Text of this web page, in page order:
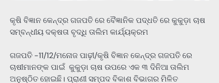
କୃଷି ବିଜ୍ଞାନ କେନ୍ଦ୍ର ଗଜପତି ରେ ବୈଜ୍ଞାନିକ ପଦ୍ଧତି ରେ କୁକୁଡ଼ା ଚାଷ
ସମ୍ବନ୍ଧୀୟ ଦକ୍ଷତା ବୃଦ୍ଧି ତାଲିମ କାର୍ଯ୍ୟକ୍ରମ
ଗଜପତି -11/12/ମନୋଜ ପାଢ଼ୀ/କୃଷି ବିଜ୍ଞାନ କେନ୍ଦ୍ର ଗଜପତି ରେ
ଚାଷୀମାନଙ୍କ ପାଇଁ କୁକୁଡ଼ା ଚାଷ ଉପରେ ଏକ ୩ ଦିନିଆ ତାଲିମ
ଅନୁଷ୍ଠିତ ହୋଇଛି। ପ୍ରାଣୀ ସମ୍ପଦ ବିକାଶ ବିଭାଗର ମିଳିତ